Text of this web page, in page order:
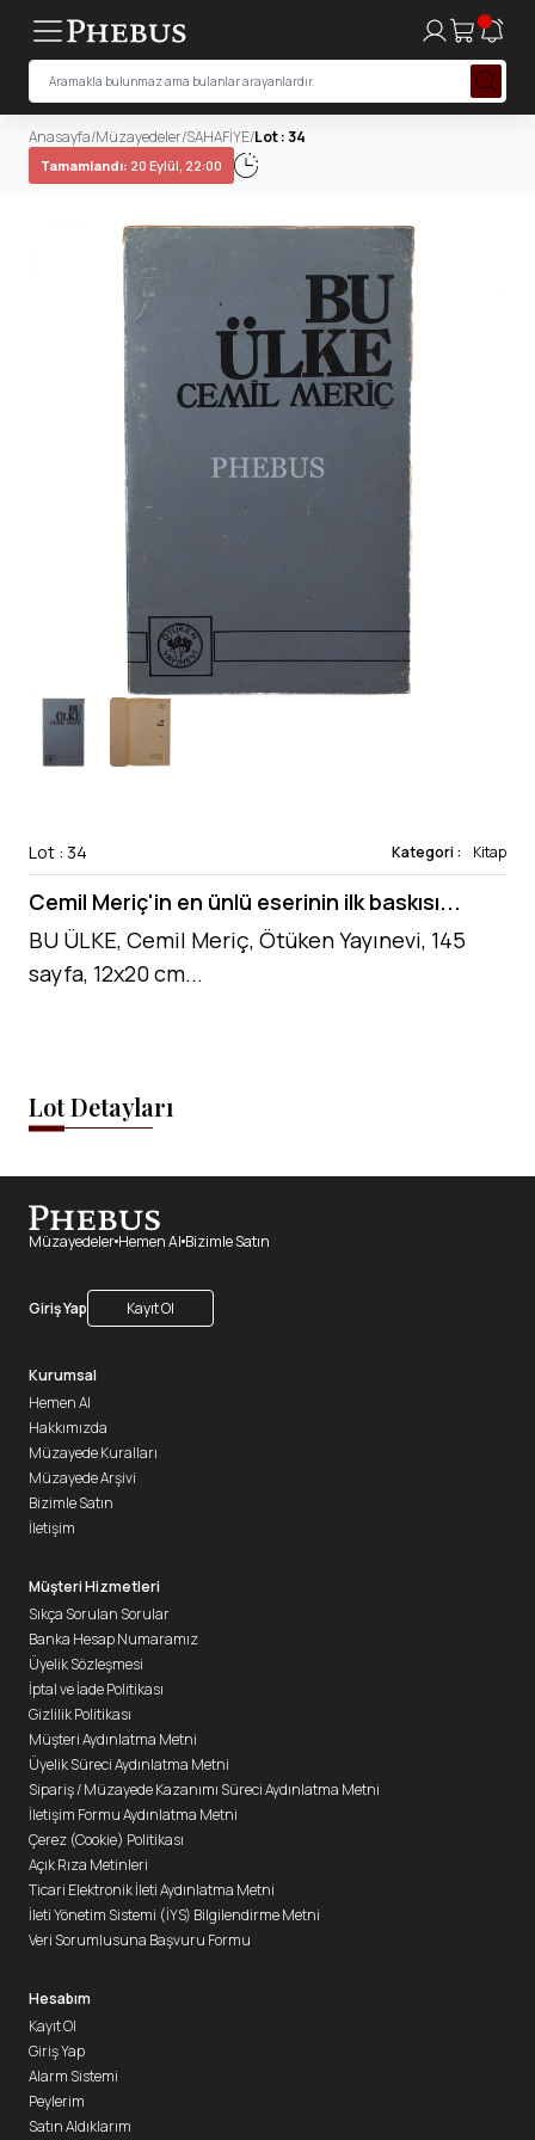
Anasayfa/Müzayedeler/SAHAFİYE/Lot : 34
Tamamlandı: 20 Eylül, 22:00
Lot : 34 Kategori : Kitap
Cemil Meriç'in en ünlü eserinin ilk baskısı...
BU ÜLKE, Cemil Meriç, Ötüken Yayınevi, 145
sayfa, 12x20 cm...
Lot Detayları
Müzayedeler Hemen Al Bizimle Satın
Giriş Yap Kayıt Ol
Kurumsal
Hemen Al
Hakkımızda
Müzayede Kuralları
Müzayede Arşivi
Bizimle Satın
İletişim
Müşteri Hizmetleri
Sıkça Sorulan Sorular
Banka Hesap Numaramız
Üyelik Sözleşmesi
İptal ve İade Politikası
Gizlilik Politikası
Müşteri Aydınlatma Metni
Üyelik Süreci Aydınlatma Metni
Sipariş / Müzayede Kazanımı Süreci Aydınlatma Metni
İletişim Formu Aydınlatma Metni
Çerez (Cookie) Politikası
Açık Rıza Metinleri
Ticari Elektronik İleti Aydınlatma Metni
İleti Yönetim Sistemi (İYS) Bilgilendirme Metni
Veri Sorumlusuna Başvuru Formu
Hesabım
Kayıt Ol
Giriş Yap
Alarm Sistemi
Peylerim
Satın Aldıklarım